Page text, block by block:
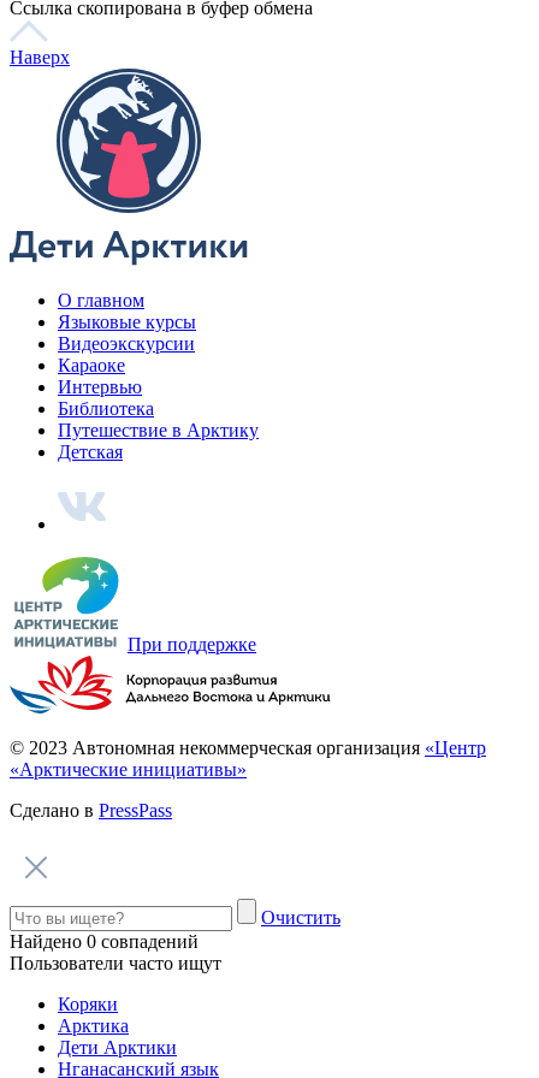
Говорим по-нганасански
Факты, проекты, ссылки
О главном
Говорим по-нганасански
Факты, проекты, ссылки
О главном